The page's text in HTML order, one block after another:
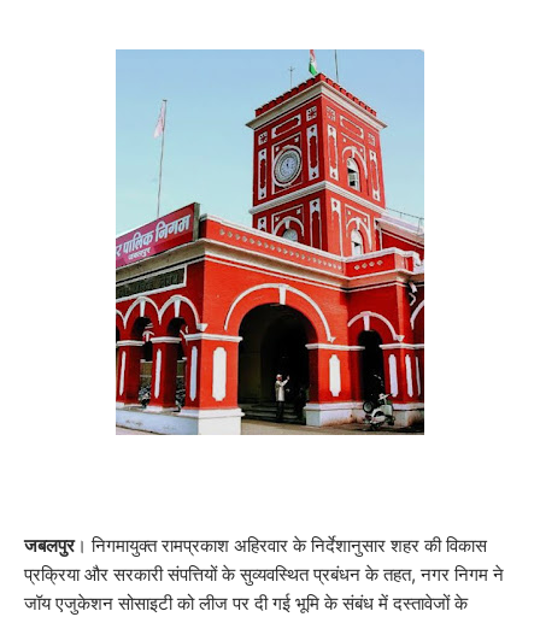
जबलपुर। निगमायुक्त रामप्रकाश अहिरवार के निर्देशानुसार शहर की विकास
प्रक्रिया और सरकारी संपत्तियों के सुव्यवस्थित प्रबंधन के तहत, नगर निगम ने
जॉय एजुकेशन सोसाइटी को लीज पर दी गई भूमि के संबंध में दस्तावेजों के